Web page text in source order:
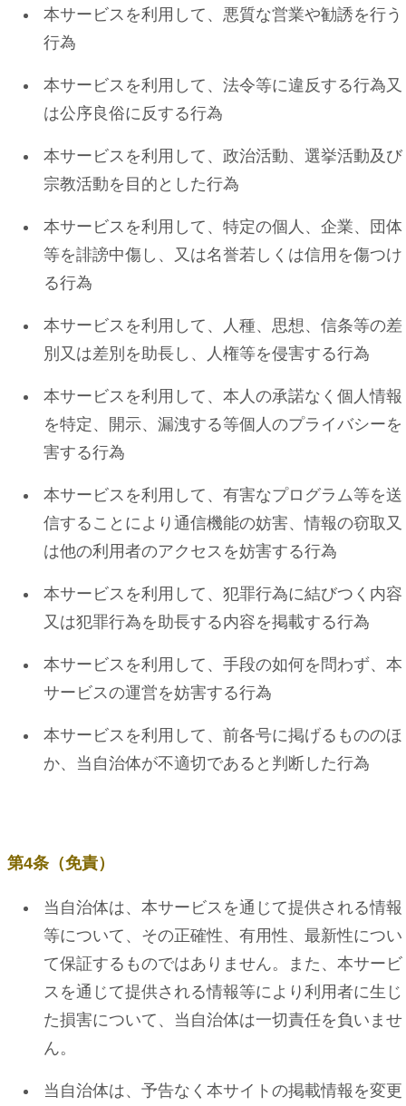
本サービスを利用して、悪質な営業や勧誘を行う
行為
本サービスを利用して、法令等に違反する行為又
は公序良俗に反する行為
本サービスを利用して、政治活動、選挙活動及び
宗教活動を目的とした行為
本サービスを利用して、特定の個人、企業、団体
等を誹謗中傷し、又は名誉若しくは信用を傷つけ
る行為
本サービスを利用して、人種、思想、信条等の差
別又は差別を助⾧し、人権等を侵害する行為
本サービスを利用して、本人の承諾なく個人情報
を特定、開示、漏洩する等個人のプライバシーを
害する行為
本サービスを利用して、有害なプログラム等を送
信することにより通信機能の妨害、情報の窃取又
は他の利用者のアクセスを妨害する行為
本サービスを利用して、犯罪行為に結びつく内容
又は犯罪行為を助⾧する内容を掲載する行為
本サービスを利用して、手段の如何を問わず、本
サービスの運営を妨害する行為
本サービスを利用して、前各号に掲げるもののほ
か、当自治体が不適切であると判断した行為
第4条（免責）
当自治体は、本サービスを通じて提供される情報
等について、その正確性、有用性、最新性につい
て保証するものではありません。また、本サービ
スを通じて提供される情報等により利用者に生じ
た損害について、当自治体は一切責任を負いませ
ん。
当自治体は、予告なく本サイトの掲載情報を変更